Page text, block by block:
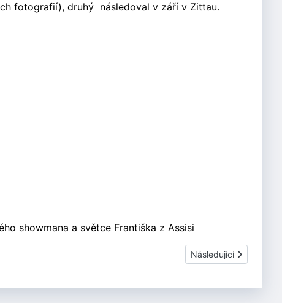
fotografií), druhý následoval v září v Zittau.
showmana a světce Františka z Assisi
Další článek:
Následující